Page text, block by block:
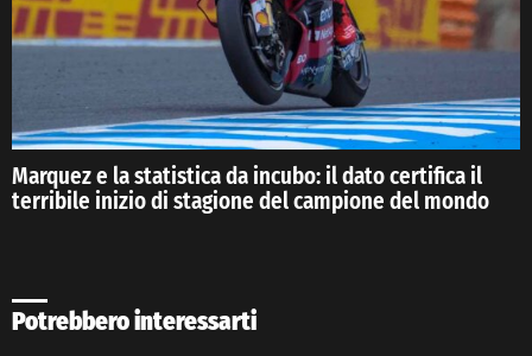
Marquez e la statistica da incubo: il dato certifica il
terribile inizio di stagione del campione del mondo
Potrebbero interessarti